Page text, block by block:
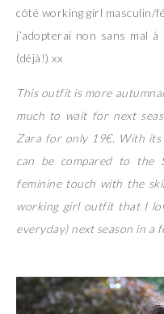
côté working girl masculin/
j’adopterai non sans mal
(déjà!) xx
This outfit is more
much to wait for next
Zara for only 19€. With its
can be compared to the
feminine touch with the
working girl outfit that I
everyday) next season in a